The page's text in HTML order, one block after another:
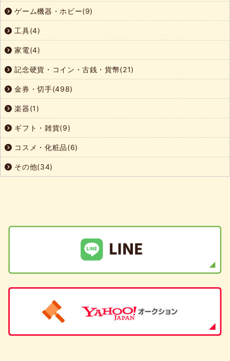
ゲーム機器・ホビー(9)
工具(4)
家電(4)
記念硬貨・コイン・古銭・貨幣(21)
金券・切手(498)
楽器(1)
ギフト・雑貨(9)
コスメ・化粧品(6)
その他(34)